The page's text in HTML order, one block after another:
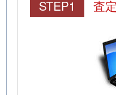
STEP1 査